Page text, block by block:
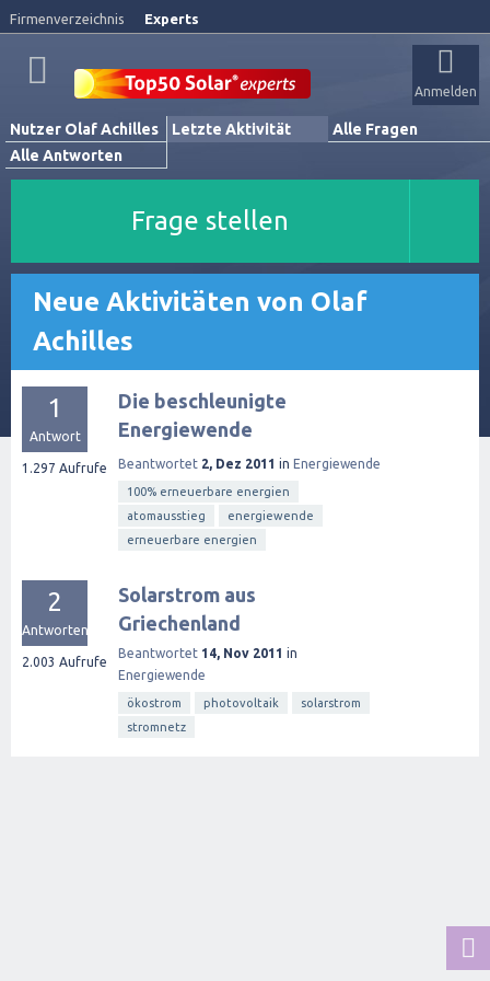
Firmenverzeichnis Experts
Anmelden
Nutzer Olaf Achilles Letzte Aktivität
Alle Fragen
Alle Antworten
Frage stellen
Neue Aktivitäten von Olaf
Achilles
1
Antwort
1.297 Aufrufe
Die beschleunigte
Energiewende
Beantwortet 2, Dez 2011 in Energiewende
100% erneuerbare energien
atomausstieg
energiewende
erneuerbare energien
2
Antworten
2.003 Aufrufe
Solarstrom aus
Griechenland
Beantwortet 14, Nov 2011 in
Energiewende
ökostrom photovoltaik
solarstrom
stromnetz